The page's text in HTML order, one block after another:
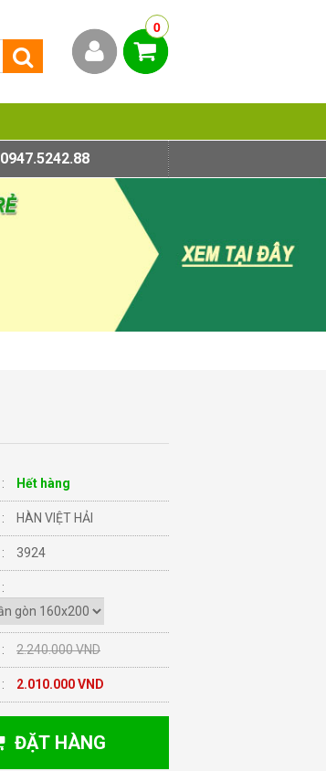
0
0947.5242.88
Hết hàng
HÀN VIỆT HẢI
3924
2.240.000 VND
2.010.000 VND
ĐẶT HÀNG